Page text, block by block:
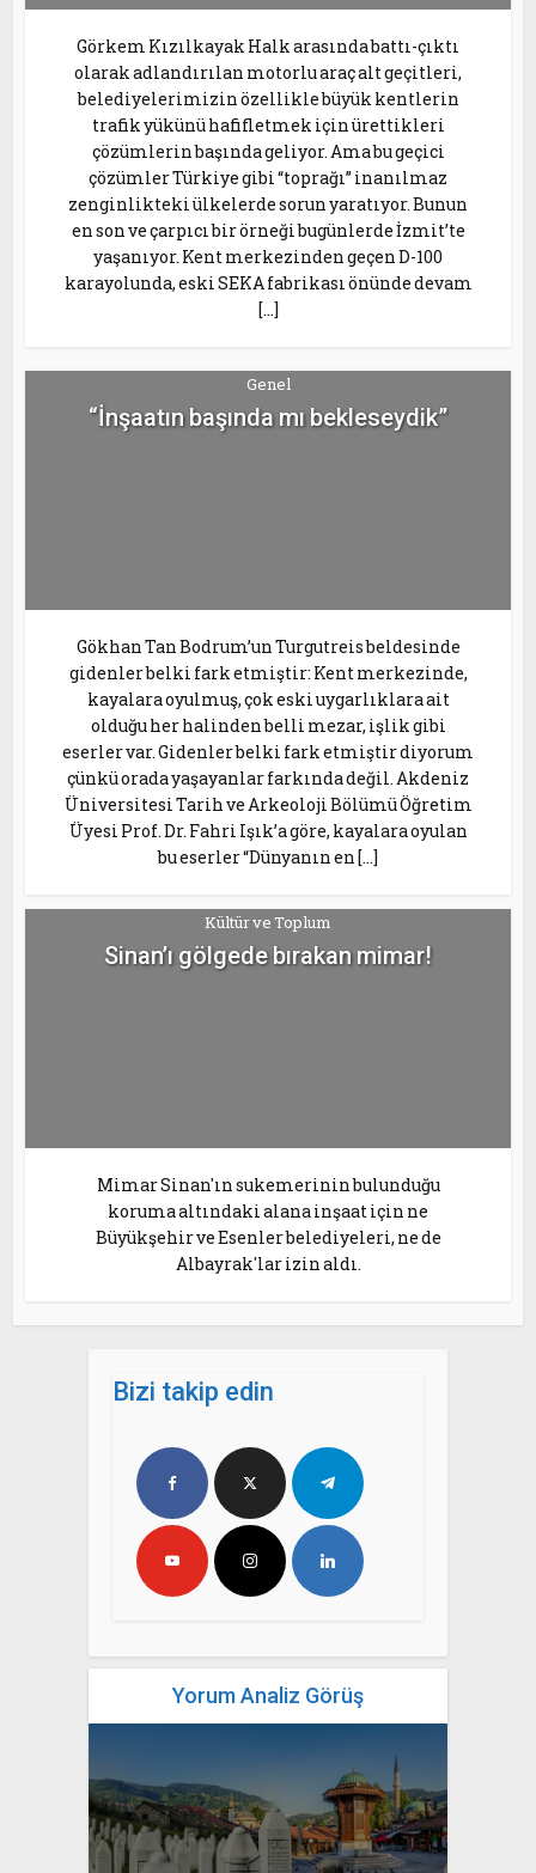
Görkem Kızılkayak Halk arasında battı-çıktı
olarak adlandırılan motorlu araç alt geçitleri,
belediyelerimizin özellikle büyük kentlerin
trafik yükünü hafifletmek için ürettikleri
çözümlerin başında geliyor. Ama bu geçici
çözümler Türkiye gibi “toprağı” inanılmaz
zenginlikteki ülkelerde sorun yaratıyor. Bunun
en son ve çarpıcı bir örneği bugünlerde İzmit’te
yaşanıyor. Kent merkezinden geçen D-100
karayolunda, eski SEKA fabrikası önünde devam
[…]
Genel
“İnşaatın başında mı bekleseydik”
Gökhan Tan Bodrum’un Turgutreis beldesinde
gidenler belki fark etmiştir: Kent merkezinde,
kayalara oyulmuş, çok eski uygarlıklara ait
olduğu her halinden belli mezar, işlik gibi
eserler var. Gidenler belki fark etmiştir diyorum
çünkü orada yaşayanlar farkında değil. Akdeniz
Üniversitesi Tarih ve Arkeoloji Bölümü Öğretim
Üyesi Prof. Dr. Fahri Işık’a göre, kayalara oyulan
bu eserler “Dünyanın en […]
Kültür ve Toplum
Sinan’ı gölgede bırakan mimar!
Mimar Sinan'ın sukemerinin bulunduğu
koruma altındaki alana inşaat için ne
Büyükşehir ve Esenler belediyeleri, ne de
Albayrak'lar izin aldı.
Bizi takip edin
Yorum Analiz Görüş